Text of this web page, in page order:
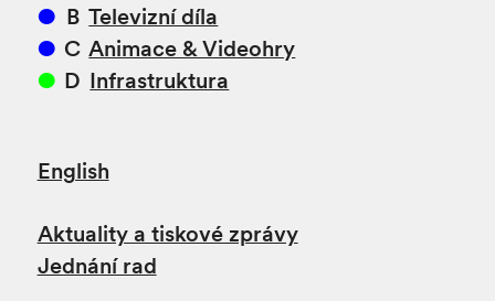
B Televizní díla
C Animace & Videohry
D Infrastruktura
English
Aktuality a tiskové zprávy
Jednání rad